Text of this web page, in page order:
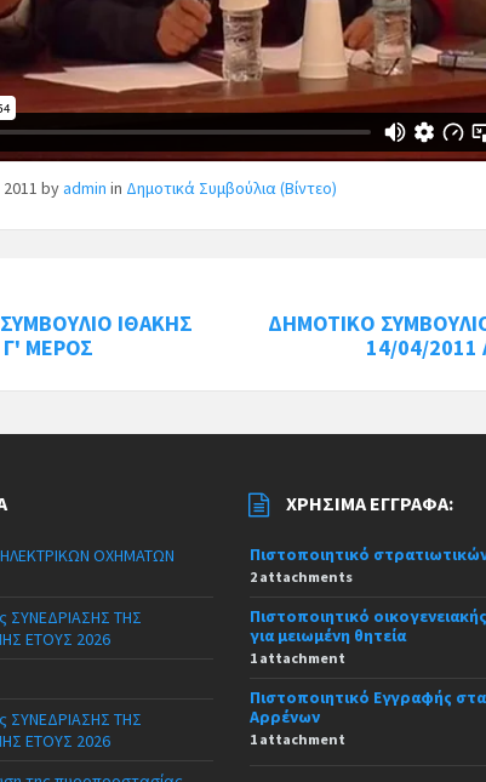
2011byadmin in Δημοτικά Συμβούλια (Βίντεο)
ΙΘΑΚΗΣ
Γ' ΜΕΡΟΣ
ΔΗΜΟΤΙΚΟ
14/04/
ΟΧΗΜΑΤΩΝ
ΣΥΝΕΔΡΙΑΣΗΣ ΤΗΣ
ΕΤΟΥΣ 2026
ΣΥΝΕΔΡΙΑΣΗΣ ΤΗΣ
ΕΤΟΥΣ 2026
ΧΡΉΣΙΜΑ ΈΓΓΡΑΦΑ:
Πιστοποιητικό
2 attachments
Πιστοποιητικό
για μειωμένη θητεία
1 attachment
Πιστοποιητικό Εγγραφής
Αρρένων
1 attachment